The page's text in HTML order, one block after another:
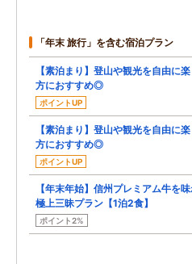
「年末 旅行」を含む宿泊プラン
【素泊まり】登山や観光を自由に
方におすすめ◎
ポイントUP
【素泊まり】登山や観光を自由に
方におすすめ◎
ポイントUP
【年末年始】信州プレミアム牛を
極上三昧プラン【1泊2食】
ポイント2%